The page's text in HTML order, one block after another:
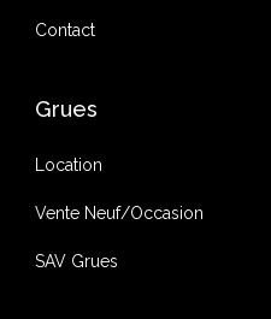
Contact
Grues
Location
Vente Neuf/Occasion
SAV Grues